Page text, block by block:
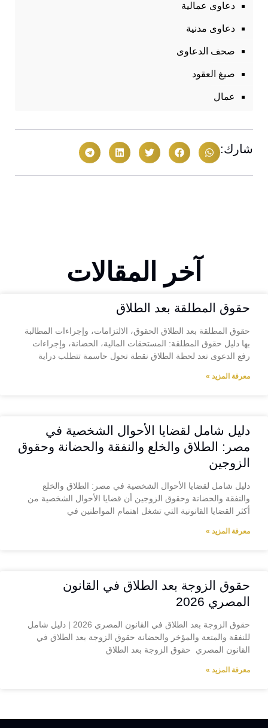
دعاوى عمالية
دعاوى مدنية
صحف الدعاوى
صيغ العقود
عمال
شارك:
آخر المقالات
حقوق المطلقة بعد الطلاق
حقوق المطلقة بعد الطلاق الحقوق، الالتزامات، وإجراءات المطالبة
بها دليل حقوق المطلقة: المستحقات المالية، الحضانة، وإجراءات
رفع الدعوى تعد لحظة الطلاق نقطة تحول حاسمة تتطلب دراية
معرفة المزيد »
دليل شامل لقضايا الأحوال الشخصية في
مصر: الطلاق والخلع والنفقة والحضانة وحقوق
الزوجين
دليل شامل لقضايا الأحوال الشخصية في مصر: الطلاق والخلع
والنفقة والحضانة وحقوق الزوجين أن قضايا الأحوال الشخصية من
أكثر القضايا القانونية التي تشغل اهتمام المواطنين في
معرفة المزيد »
حقوق الزوجة بعد الطلاق في القانون
المصري 2026
حقوق الزوجة بعد الطلاق في القانون المصري 2026 | دليل شامل
للنفقة والمتعة والمؤخر والحضانة حقوق الزوجة بعد الطلاق في
القانون المصري حقوق الزوجة بعد الطلاق
معرفة المزيد »